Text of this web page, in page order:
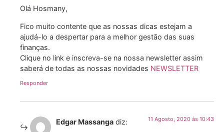
Olá Hosmany,
Fico muito contente que as nossas dicas estejam a
ajudá-lo a despertar para a melhor gestão das suas
finanças.
Clique no link e inscreva-se na nossa newsletter assim
saberá de todas as nossas novidades NEWSLETTER
Responder
Edgar Massanga diz: 11 Agosto, 2020 às 10:43